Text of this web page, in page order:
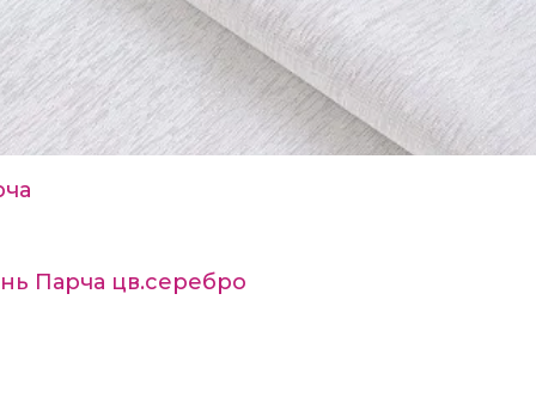
Парча цв.серебро